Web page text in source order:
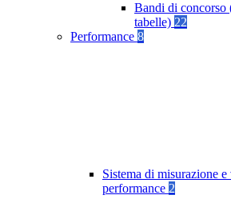
Bandi di concorso
tabelle) 22
Performance 8
Sistema di misurazione
performance 2